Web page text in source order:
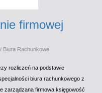
firmowej
Biura Rachunkowe
rozliczeń na podstawie
biura rachunkowego z
zarządzana firmowa księgowość